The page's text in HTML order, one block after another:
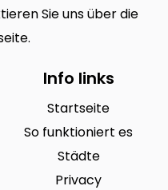
Sie uns über die
Info links
Startseite
So funktioniert es
Städte
Privacy